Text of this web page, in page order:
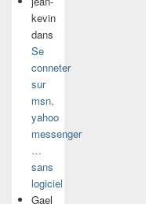
kevin
dans
Se
conneter
sur
msn,
yahoo
messenger
…
sans
logiciel
Gael